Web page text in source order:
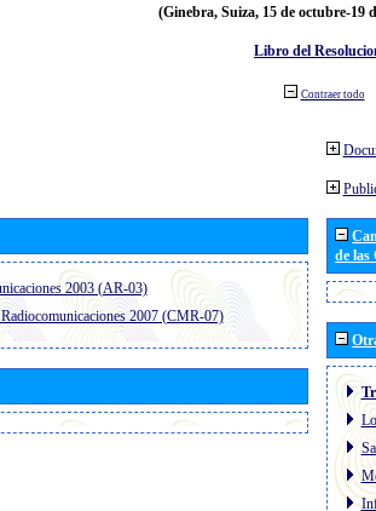
(Ginebra, Suiza, 15 de octubre-19
Libro del
Contraer todo
2003 (AR-03)
2007 (CMR-07)
de las